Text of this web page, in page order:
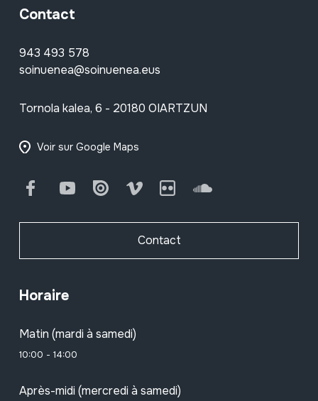
Contact
943 493 578
soinuenea@soinuenea.eus
Tornola kalea, 6 - 20180 OIARTZUN
Voir sur Google Maps
FacebookYoutube Issuu Vimeo Flickr SoundCloud
Contact
Horaire
Matin (mardi à samedi)
10:00 - 14:00
Après-midi (mercredi à samedi)